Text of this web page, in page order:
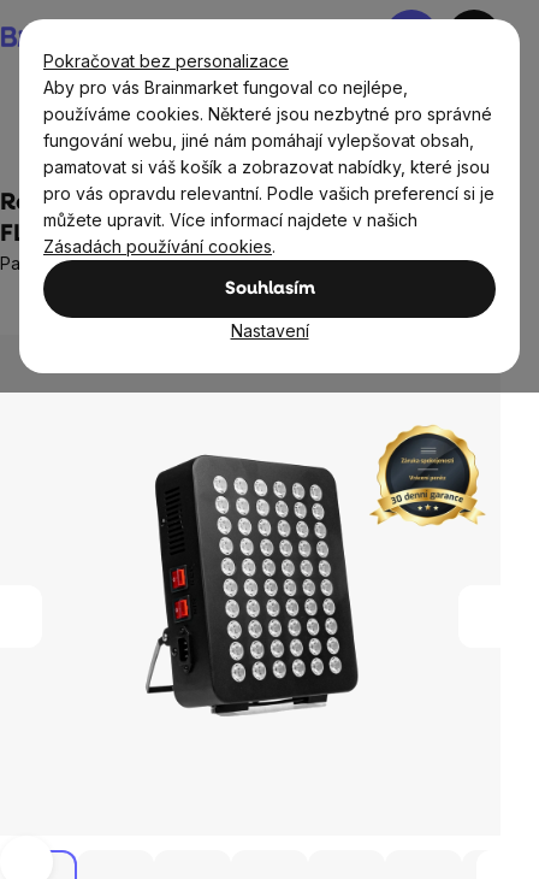
Pokračovat bez personalizace
Aby pro vás Brainmarket fungoval co nejlépe,
používáme cookies. Některé jsou nezbytné pro správné
fungování webu, jiné nám pomáhají vylepšovat obsah,
pamatovat si váš košík a zobrazovat nabídky, které jsou
pro vás opravdu relevantní. Podle vašich preferencí si je
můžete upravit. Více informací najdete v našich
Zásadách používání cookies.
Souhlasím
Nastavení
na
obsah
Nákupní
Domov Terapie červeným světlem
Red light panel BrainLight 300 START, NO
FLICKER
Panel s červeným světlem pro regeneraci, energii a pokožku
Průměrné
produktu